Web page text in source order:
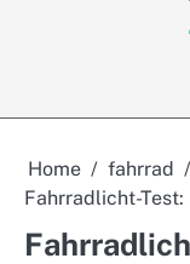
Home
fahrrad
Fahrradlicht-